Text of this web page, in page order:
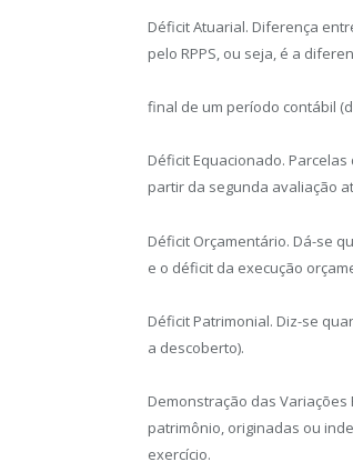
Déficit Atuarial. Diferença
pelo RPPS, ou seja, é a
final de um período contábil
Déficit Equacionado.
partir da segunda avaliação
Déficit Orçamentário. Dá-se
e o déficit da execução
Déficit Patrimonial. Diz-se
a descoberto).
Demonstração das
patrimônio, originadas ou
exercício.